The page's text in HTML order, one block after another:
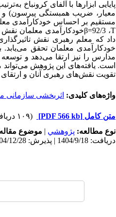
معیار، ضریب همبستگی پیرسون) و
مستقیم بر احساس خودکارآمدی معلمان
خودکارآمدی معلمان نقشβ ، 92/3=T
داد که معلم رهبری نقش
خودکارآمدی معلمان تحقق
مدارس را نیز ارتقا می‌دهد و
است. یافته‌های این پژوهش
تقویت نقش‌های رهبری آنان و
واژه‌های کلیدی: اثربخشی سازمانی
متن کامل [PDF 566 kb]
(۱۰۹ دریافت)
نوع مطالعه: پژوهشي | موضوع
دریافت: 1404/9/18 | پذیرش: 1404/12/28 | انتشار: 1405/4/14